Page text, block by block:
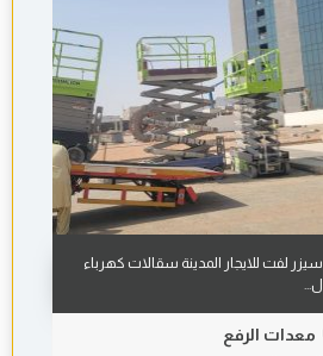
سيزر لفت للايجار المدينة سقالات كهرباء
ل...
معدات الرفع